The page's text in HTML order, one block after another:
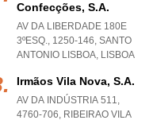
Confecções, S.a.
AV DA LIBERDADE 180E
3ºESQ., 1250-146, SANTO
ANTONIO LISBOA, LISBOA
Irmãos Vila Nova, S.a.
AV DA INDÚSTRIA 511,
4760-706, RIBEIRAO VILA